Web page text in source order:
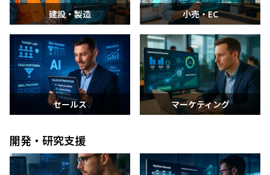
建設・製造 小売・EC
セールス マーケティング
開発・研究支援